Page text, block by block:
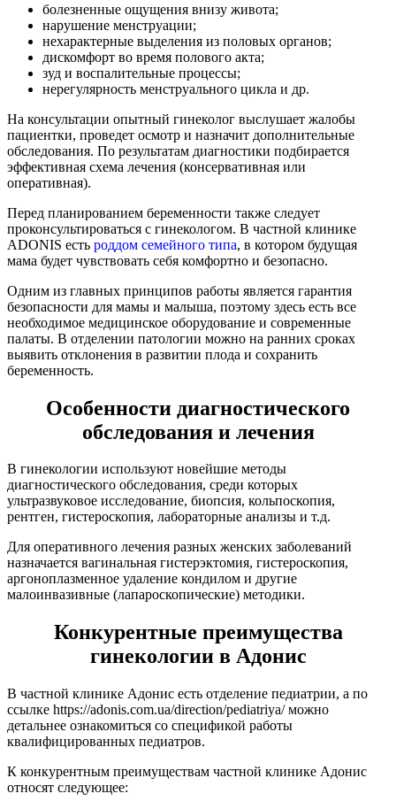
болезненные ощущения внизу живота;
нарушение менструации;
нехарактерные выделения из половых органов;
дискомфорт во время полового акта;
зуд и воспалительные процессы;
нерегулярность менструального цикла и др.
На консультации опытный гинеколог выслушает жалобы
пациентки, проведет осмотр и назначит дополнительные
обследования. По результатам диагностики подбирается
эффективная схема лечения (консервативная или
оперативная).
Перед планированием беременности также следует
проконсультироваться с гинекологом. В частной клинике
ADONIS есть роддом семейного типа, в котором будущая
мама будет чувствовать себя комфортно и безопасно.
Одним из главных принципов работы является гарантия
безопасности для мамы и малыша, поэтому здесь есть все
необходимое медицинское оборудование и современные
палаты. В отделении патологии можно на ранних сроках
выявить отклонения в развитии плода и сохранить
беременность.
Особенности диагностического
обследования и лечения
В гинекологии используют новейшие методы
диагностического обследования, среди которых
ультразвуковое исследование, биопсия, кольпоскопия,
рентген, гистероскопия, лабораторные анализы и т.д.
Для оперативного лечения разных женских заболеваний
назначается вагинальная гистерэктомия, гистероскопия,
аргоноплазменное удаление кондилом и другие
малоинвазивные (лапароскопические) методики.
Конкурентные преимущества
гинекологии в Адонис
В частной клинике Адонис есть отделение педиатрии, а по
ссылке https://adonis.com.ua/direction/pediatriya/ можно
детальнее ознакомиться со спецификой работы
квалифицированных педиатров.
К конкурентным преимуществам частной клинике Адонис
относят следующее: